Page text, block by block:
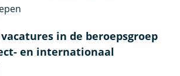
in de beroepsgroep
en internationaal